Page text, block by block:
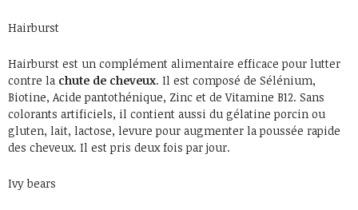
Hairburst
Hairburst est un complément alimentaire efficace pour lutter
contre la chute de cheveux. Il est composé de Sélénium,
Biotine, Acide pantothénique, Zinc et de Vitamine B12. Sans
colorants artificiels, il contient aussi du gélatine porcin ou
gluten, lait, lactose, levure pour augmenter la poussée rapide
des cheveux. Il est pris deux fois par jour.
Ivy bears